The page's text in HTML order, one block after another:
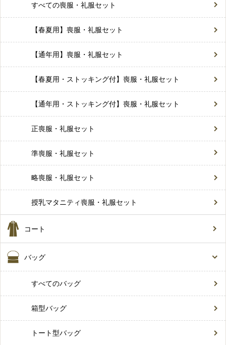
すべての喪服・礼服セット
【春夏用】喪服・礼服セット
【通年用】喪服・礼服セット
【春夏用・ストッキング付】喪服・礼服セット
【通年用・ストッキング付】喪服・礼服セット
正喪服・礼服セット
準喪服・礼服セット
略喪服・礼服セット
授乳マタニティ喪服・礼服セット
コート
バッグ
すべてのバッグ
箱型バッグ
トート型バッグ